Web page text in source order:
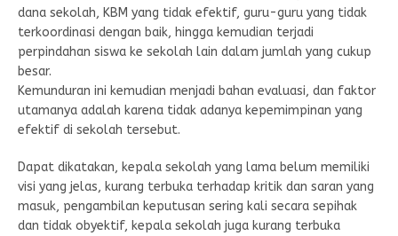
dana sekolah, KBM yang tidak efektif, guru-guru yang tidak
terkoordinasi dengan baik, hingga kemudian terjadi
perpindahan siswa ke sekolah lain dalam jumlah yang cukup
besar.
Kemunduran ini kemudian menjadi bahan evaluasi, dan faktor
utamanya adalah karena tidak adanya kepemimpinan yang
efektif di sekolah tersebut.
Dapat dikatakan, kepala sekolah yang lama belum memiliki
visi yang jelas, kurang terbuka terhadap kritik dan saran yang
masuk, pengambilan keputusan sering kali secara sepihak
dan tidak obyektif, kepala sekolah juga kurang terbuka